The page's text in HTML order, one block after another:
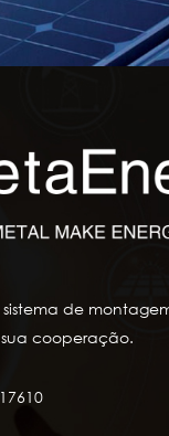
sistema de
cooperação.